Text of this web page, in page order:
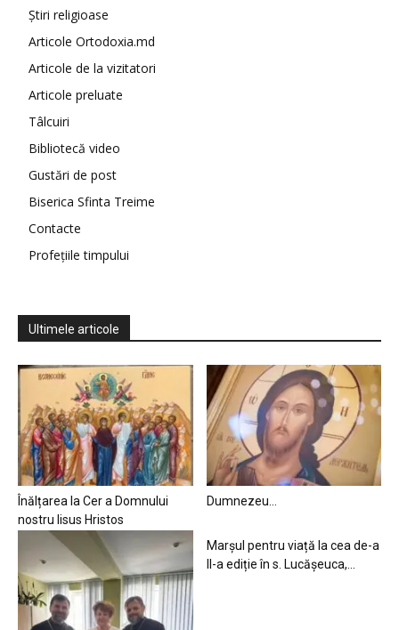
Știri religioase
Articole Ortodoxia.md
Articole de la vizitatori
Articole preluate
Tâlcuiri
Bibliotecă video
Gustări de post
Biserica Sfinta Treime
Contacte
Profețiile timpului
Ultimele articole
Înălțarea la Cer a Domnului
nostru Iisus Hristos
Dumnezeu…
Marșul pentru viață la cea de-a
II-a ediție în s. Lucășeuca,...